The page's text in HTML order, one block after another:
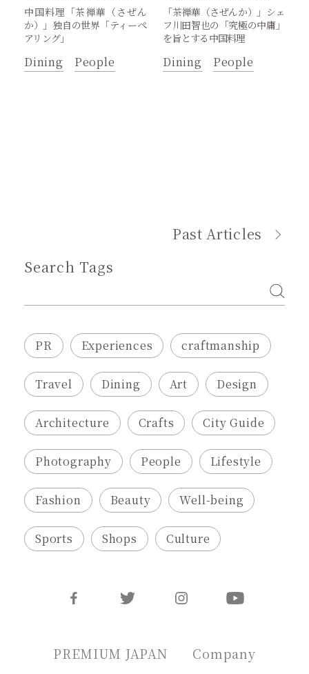
中国料理「茶禅華（さぜん
か）」独自の世界「ティーペ
アリング」
Dining People
「茶禅華（さぜんか）」シェ
フ川田智也の「究極の中庸」
を旨とする中国料理
Dining People
Past Articles
Search Tags
PR Experiences craftmanship
Travel Dining Art Design
Architecture Crafts City Guide
Photography People Lifestyle
Fashion Beauty Well-being
Sports Shops Culture
PREMIUM JAPAN Company